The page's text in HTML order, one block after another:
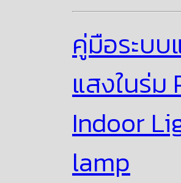
คู่มือระบ
แสงในร่
Indoor
lamp